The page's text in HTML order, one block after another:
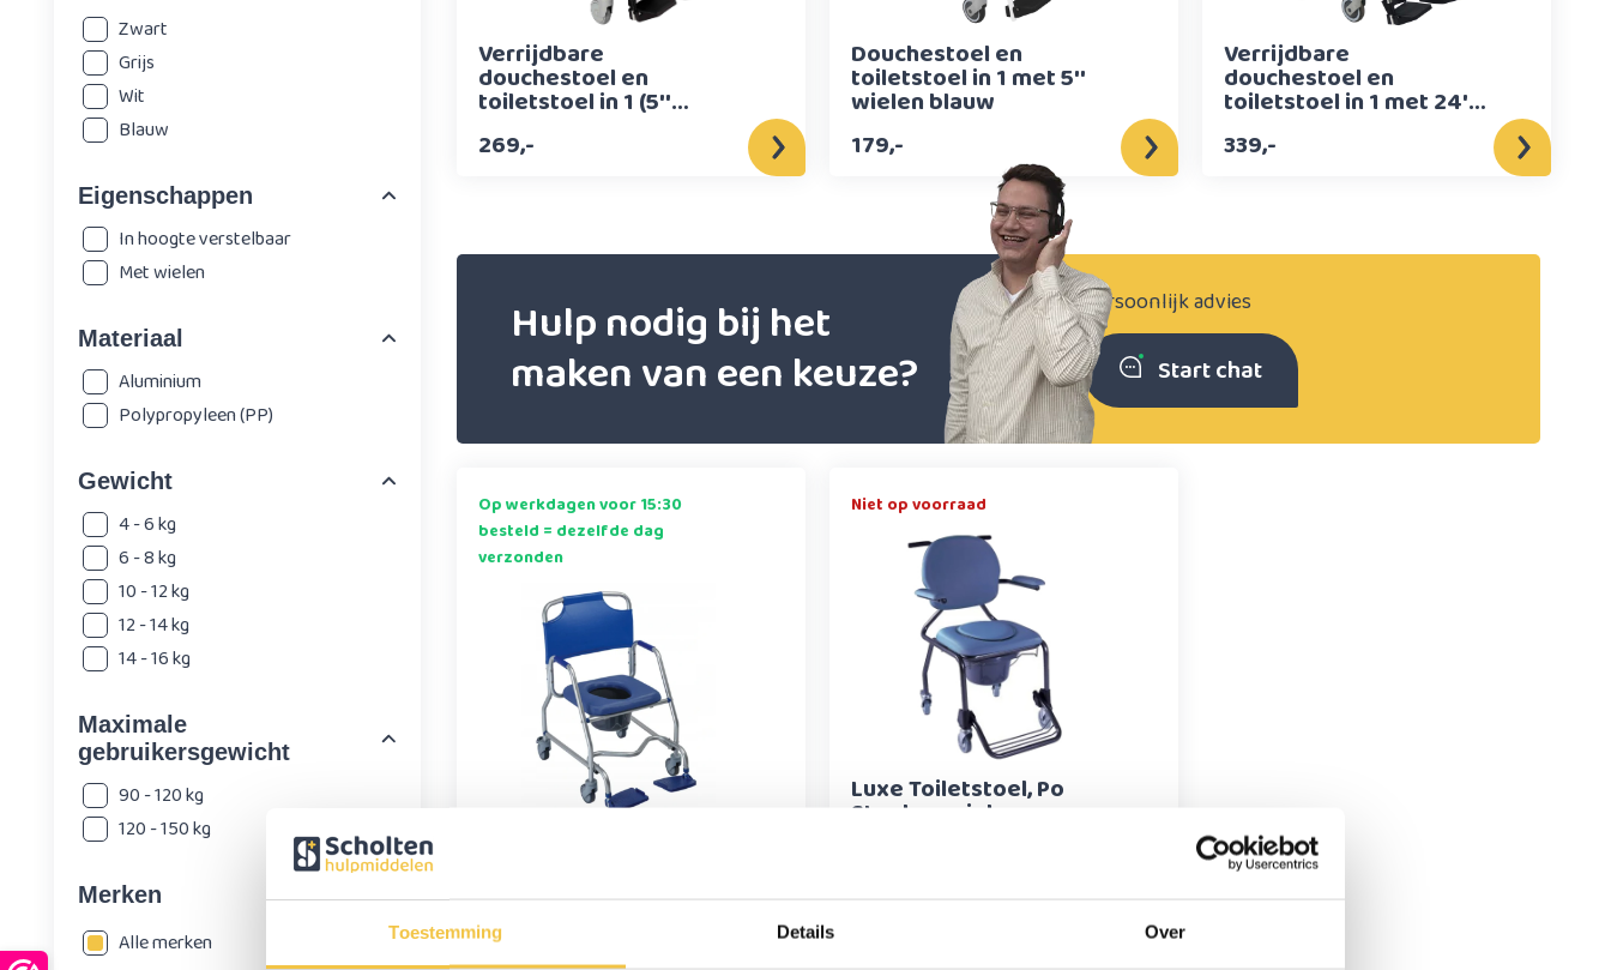
Toestemming Details Over
Zwart
Grijs
Wit
Blauw
Eigenschappen
In hoogte verstelbaar
Met wielen
Materiaal
Aluminium
Polypropyleen (PP)
Gewicht
4 - 6 kg
6 - 8 kg
10 - 12 kg
12 - 14 kg
14 - 16 kg
Maximale
gebruikersgewicht
90 - 120 kg
120 - 150 kg
Merken
Alle merken
Verrijdbare
douchestoel en
toiletstoel in 1 (5''
269,-
Douchestoel en
toiletstoel in 1 met 5''
wielen blauw
179,-
Verrijdbare
douchestoel en
toiletstoel in 1 met 24''
339,-
Hulp nodig bij het
maken van een keuze?
Persoonlijk advies
Start chat
Op werkdagen voor 15:30
besteld = dezelfde dag
verzonden
toiletstoel in 1 Obana
279,-
Niet op voorraad
Luxe Toiletstoel, Po
Stoel op wielen